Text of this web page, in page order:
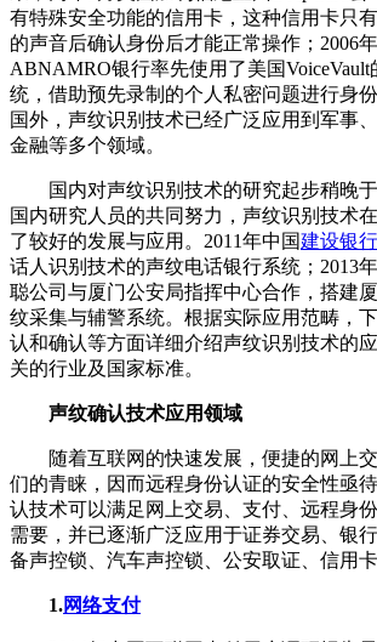
有特殊安全功能的信用卡，这种信用卡只
的声音后确认身份后才能正常操作；2006
ABNAMRO银行率先使用了美国VoiceVault
统，借助预先录制的个人私密问题进行身
国外，声纹识别技术已经广泛应用到军事、
金融等多个领域。
国内对声纹识别技术的研究起步稍晚于
国内研究人员的共同努力，声纹识别技术
了较好的发展与应用。2011年中国建设银行
话人识别技术的声纹电话银行系统；2013
聪公司与厦门公安局指挥中心合作，搭建
纹采集与辅警系统。根据实际应用范畴，
认和确认等方面详细介绍声纹识别技术的
关的行业及国家标准。
声纹确认技术应用领域
随着互联网的快速发展，便捷的网上交
们的青睐，因而远程身份认证的安全性亟
认技术可以满足网上交易、支付、远程身
需要，并已逐渐广泛应用于证券交易、银
备声控锁、汽车声控锁、公安取证、信用卡
1.网络支付